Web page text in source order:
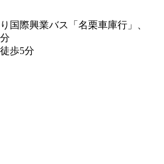
国際興業バス「名栗車庫行」、
歩5分